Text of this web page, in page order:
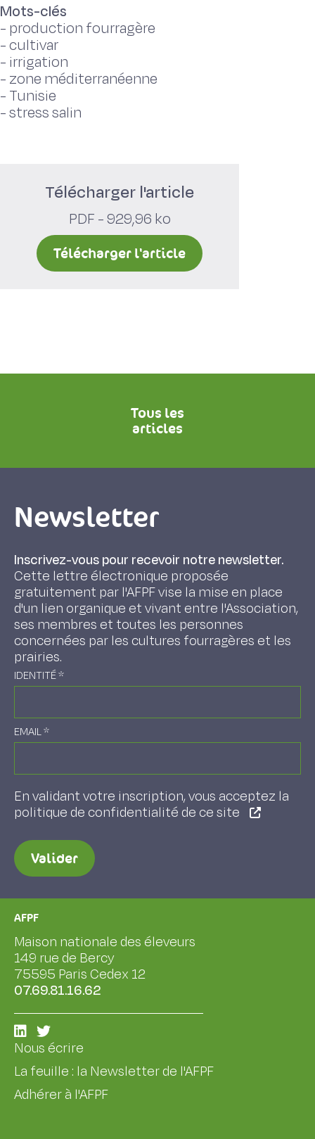
Mots-clés
- production fourragère
-cultivar
- irrigation
- zone méditerranéenne
- Tunisie
-stress salin
Télécharger l'article
PDF - 929,96 ko
Télécharger l'article
Tous les
articles
Newsletter
Inscrivez-vous pour recevoir notre newsletter.
Cette lettre électronique proposée
gratuitement par l'AFPF vise la mise en place
d'un lien organique et vivant entre l'Association,
ses membres et toutes les personnes
concernées par les cultures fourragères et les
prairies.
IDENTITÉ*
EMAIL*
En validant votre inscription, vous acceptez la
politique de confidentialité de ce site
Valider
AFPF
Maison nationale des éleveurs
149 rue de Bercy
75595 Paris Cedex 12
07.69.81.16.62
Nous écrire
La feuille : la Newsletter de l'AFPF
Adhérer à l'AFPF